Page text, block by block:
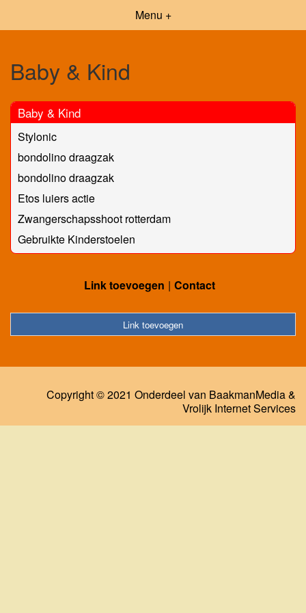
Menu +
Baby & Kind
Baby & Kind
Stylonic
bondolino draagzak
bondolino draagzak
Etos luiers actie
Zwangerschapsshoot rotterdam
Gebruikte Kinderstoelen
Link toevoegen Contact
Link toevoegen
Copyright © 2021 Onderdeel van BaakmanMedia&
Vrolijk Internet Services